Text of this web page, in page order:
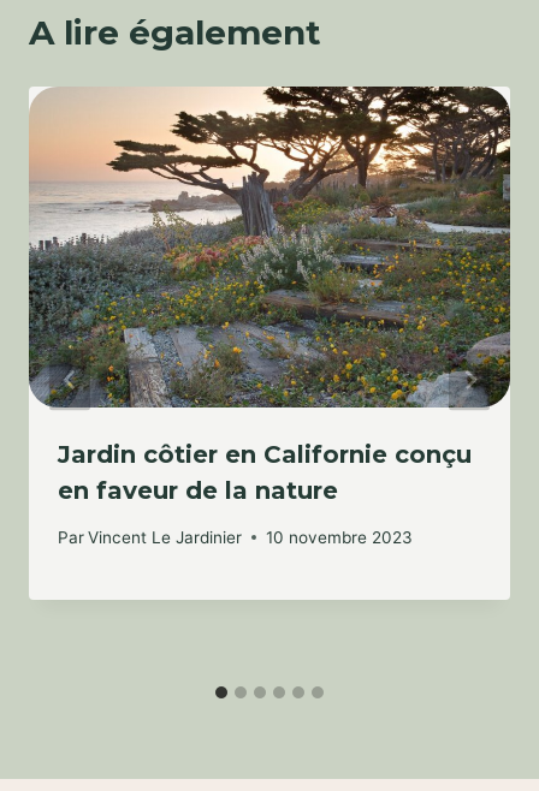
A lire également
Jardin côtier en Californie conçu
en faveur de la nature
ParVincent Le Jardinier 10 novembre 2023